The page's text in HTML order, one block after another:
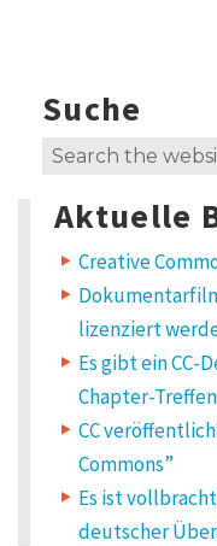
Suche
Search
Aktuelle
Creative
lizenziert
Es gibt ein CC-
Chapter-
CC
Commons”
Es ist
deutscher